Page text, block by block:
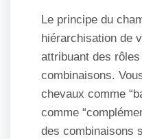
Le principe du
hiérarchisation de
attribuant des
combinaisons.
chevaux comme
comme
des combinaisons